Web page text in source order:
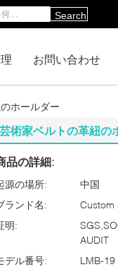
Search
お問い合わせ
ホールダー
術家ベルトの革紐の
品の詳細:
源の場所:
中国
ランド名:
Custom
明:
AUDIT
デル番号:
LMB-19